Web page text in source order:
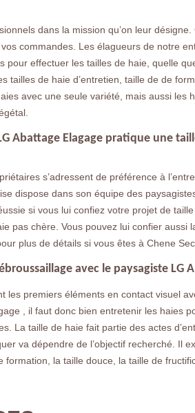
dans la mission qu’on leur
commandes. Les élagueurs de notre
pour effectuer les tailles de haie, quelle
tailles de haie d’entretien, taille de de
avec une seule variété, mais aussi les
Abattage Elagage pratique une
s’adressent de préférence à
dispose dans son équipe des
si vous lui confiez votre projet de
pas chère. Vous pouvez lui confier aussi
plus de détails si vous êtes à Chene
avec le paysagiste LG
les premiers éléments en contact visuel
, il faut donc bien entretenir les haies
La taille de haie fait partie des actes
va dépendre de l’objectif recherché. Il
formation, la taille douce, la taille de